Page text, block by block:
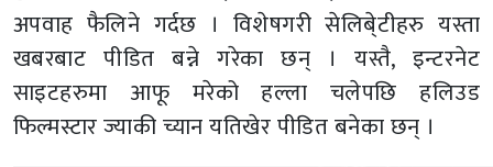
अपवाह फैलिने गर्दछ । विशेषगरी सेलिबे्टीहरु यस्ता
खबरबाट पीडित बन्ने गरेका छन् । यस्तै, इन्टरनेट
साइटहरुमा आफू मरेको हल्ला चलेपछि हलिउड
फिल्मस्टार ज्याकी च्यान यतिखेर पीडित बनेका छन् ।